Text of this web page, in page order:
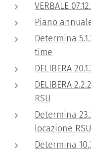
VERBALE
Piano
Determina
time
DELIBERA
DELIBERA
RSU
Determina
locazione RSU
Determina